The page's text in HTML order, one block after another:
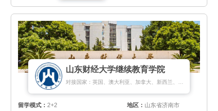
山东财经大学继续教育学院
对接国家：英国、澳大利亚、加拿大、新西兰、新加坡、法国、马来西亚
留学模式：2+2 地区： 山东省济南市